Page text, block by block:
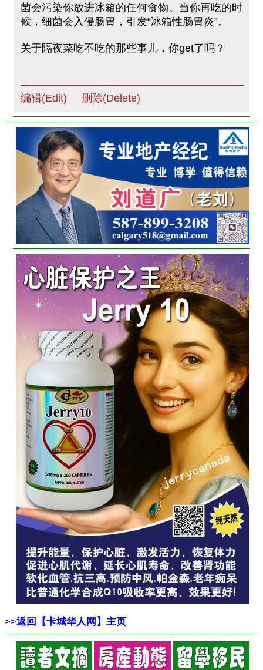
菌会污染你放进冰箱的任何食物。当你再吃的时
候，细菌会入侵肠胃，引发“冰箱性肠胃炎”。
关于隔夜菜吃不吃的那些事儿，你get了吗？
编辑(Edit) 删除(Delete)
>>返回【卡城华人网】主页